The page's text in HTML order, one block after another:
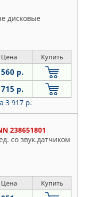
дисковые
Цена Купить
р.
р.
3 917 р.
238651801
со звук.датчиком
Цена Купить